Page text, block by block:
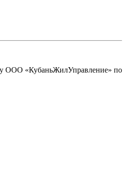
ООО «КубаньЖилУправление» по